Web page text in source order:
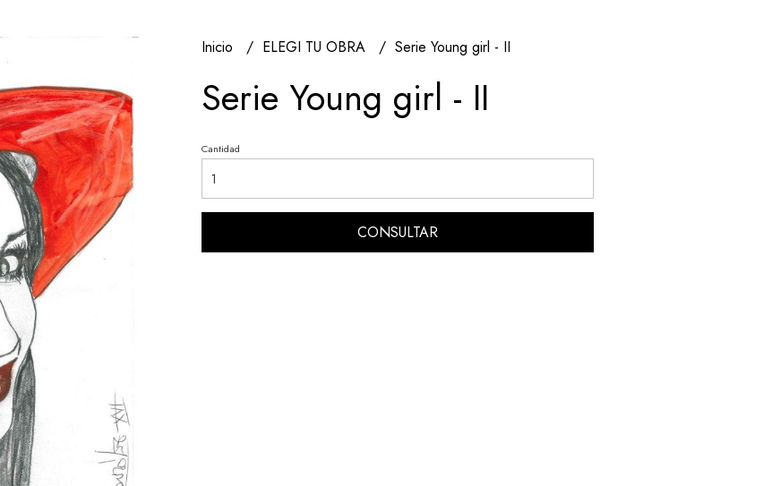
Inicio ELEGI TU OBRA Serie Young girl - II
Serie Young girl - II
Cantidad
CONSULTAR